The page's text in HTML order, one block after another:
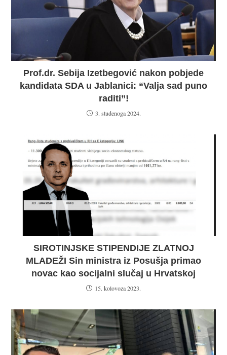
Prof.dr. Sebija Izetbegović nakon pobjede
kandidata SDA u Jablanici: “Valja sad puno
raditi”!
3. studenoga 2024.
SIROTINJSKE STIPENDIJE ZLATNOJ
MLADEŽI Sin ministra iz Posušja primao
novac kao socijalni slučaj u Hrvatskoj
15. kolovoza 2023.